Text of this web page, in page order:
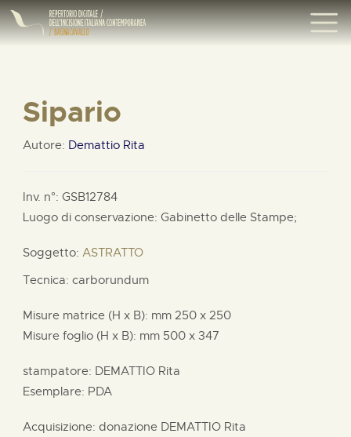
Sipario
Autore: Demattio Rita
Inv. n°: GSB12784
Luogo di conservazione: Gabinetto delle Stampe;
Soggetto: ASTRATTO
Tecnica: carborundum
Misure matrice (H x B): mm 250 x 250
Misure foglio (H x B): mm 500 x 347
stampatore: DEMATTIO Rita
Esemplare: PDA
Acquisizione: donazione DEMATTIO Rita